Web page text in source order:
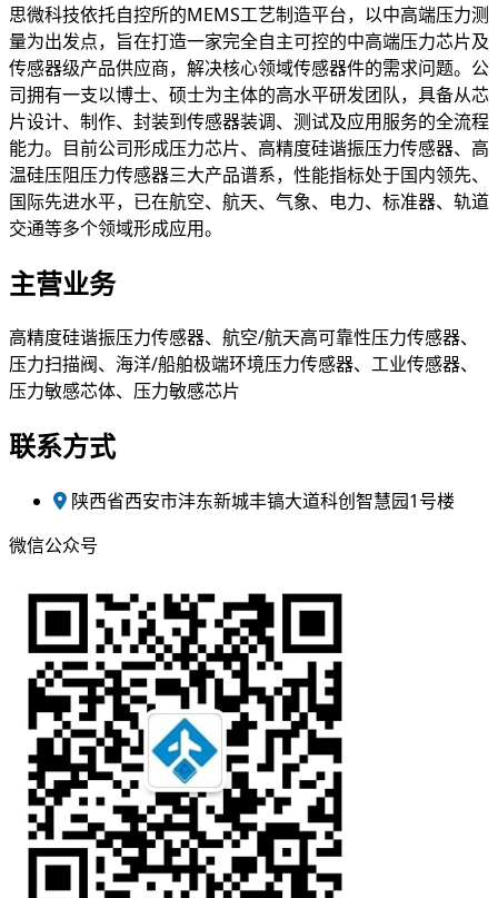
思微科技依托自控所的MEMS工艺制造平台，以中高端压力测
量为出发点，旨在打造一家完全自主可控的中高端压力芯片及
传感器级产品供应商，解决核心领域传感器件的需求问题。公
司拥有一支以博士、硕士为主体的高水平研发团队，具备从芯
片设计、制作、封装到传感器装调、测试及应用服务的全流程
能力。目前公司形成压力芯片、高精度硅谐振压力传感器、高
温硅压阻压力传感器三大产品谱系，性能指标处于国内领先、
国际先进水平，已在航空、航天、气象、电力、标准器、轨道
交通等多个领域形成应用。
主营业务
高精度硅谐振压力传感器、航空/航天高可靠性压力传感器、
压力扫描阀、海洋/船舶极端环境压力传感器、工业传感器、
压力敏感芯体、压力敏感芯片
联系方式
陕西省西安市沣东新城丰镐大道科创智慧园1号楼
微信公众号